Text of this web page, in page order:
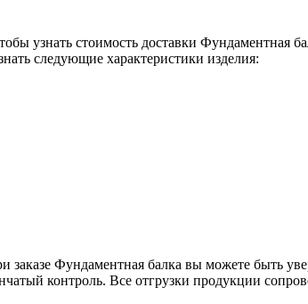
узнать стоимость доставки Фундаментная
следующие характеристики изделия:
Фундаментная балка вы можете быть
контроль. Все отгрузки продукции